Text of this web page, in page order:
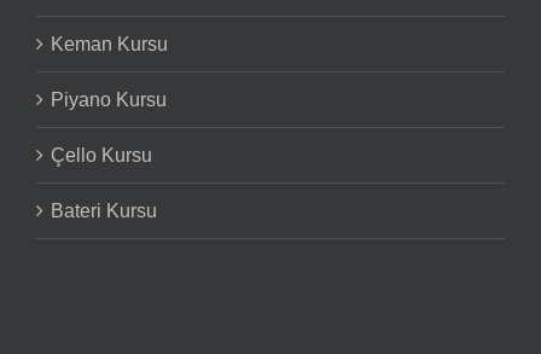
Keman Kursu
Piyano Kursu
Çello Kursu
Bateri Kursu